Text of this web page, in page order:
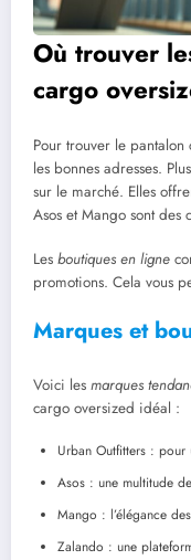
Où trouver
cargo
Pour trouver le
les bonnes adresses.
sur le marché. Elles
Asos et Mango sont des
Les boutiques en ligne
promotions. Cela vous
Marques et
Voici les marques
cargo oversized idéal :
Urban Outfitters :
Asos : une multitude
Mango : l’élégance
Zalando : une